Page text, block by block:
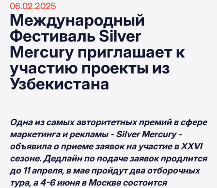
06.02.2025
Международный
Фестиваль Silver
Mercury приглашает к
участию проекты из
Узбекистана
Одна из самых авторитетных премий в сфере
маркетинга и рекламы - Silver Mercury -
объявила о приеме заявок на участие в XXVI
сезоне. Дедлайн по подаче заявок продлится
до 11 апреля, в мае пройдут два отборочных
тура, а 4-6 июня в Москве состоится